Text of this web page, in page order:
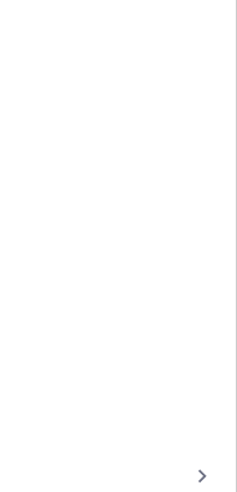
keyboard_arrow_right